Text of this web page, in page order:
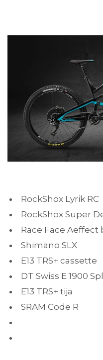
RockShox Lyrik RC
RockShox Super
Race Face Aeffect
Shimano SLX
E13 TRS+ cassette
DT Swiss E 1900
E13 TRS+ tija
SRAM Code R